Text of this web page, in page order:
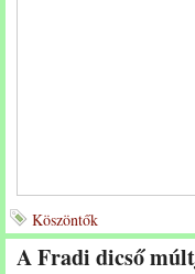
Köszöntők
A Fradi dicső